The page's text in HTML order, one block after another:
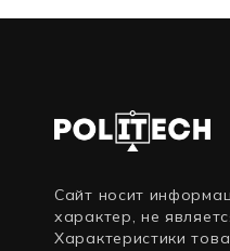
Сайт носит
характер, не
Характеристики